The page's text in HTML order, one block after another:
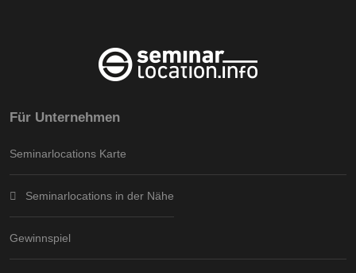
Für Unternehmen
Seminarlocations Karte
Seminarlocations in der Nähe
Gewinnspiel